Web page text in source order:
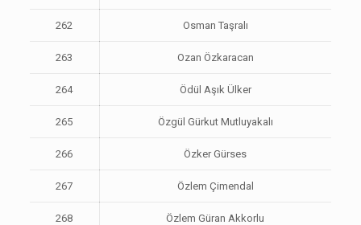
262 Osman Taşralı
263 Ozan Özkaracan
264 Ödül Aşık Ülker
265 Özgül Gürkut Mutluyakalı
266 Özker Gürses
267 Özlem Çimendal
268 Özlem Güran Akkorlu